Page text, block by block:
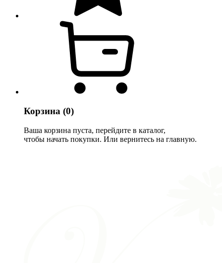
Корзина (0)
Ваша корзина пуста, перейдите в каталог,
чтобы начать покупки. Или вернитесь на главную.